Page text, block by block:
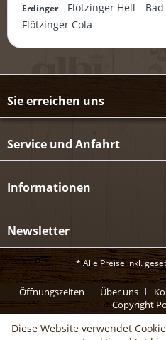
Erdinger Flötzinger Hell
Flötzinger Cola
Sie erreichen uns
Service und Anfahrt
Informationen
Newsletter
* Alle Preise inkl.
Öffnungszeiten Über uns
Copyright
Diese Website verwendet